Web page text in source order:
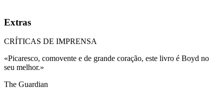
Extras
CRÍTICAS DE IMPRENSA
«Picaresco, comovente e de grande coração, este livro é Boyd no
seu melhor.»
The Guardian